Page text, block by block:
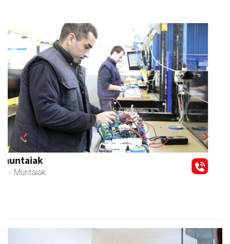
Kuttun kafetegia
Andoain - Gozotegiak
Previous Next